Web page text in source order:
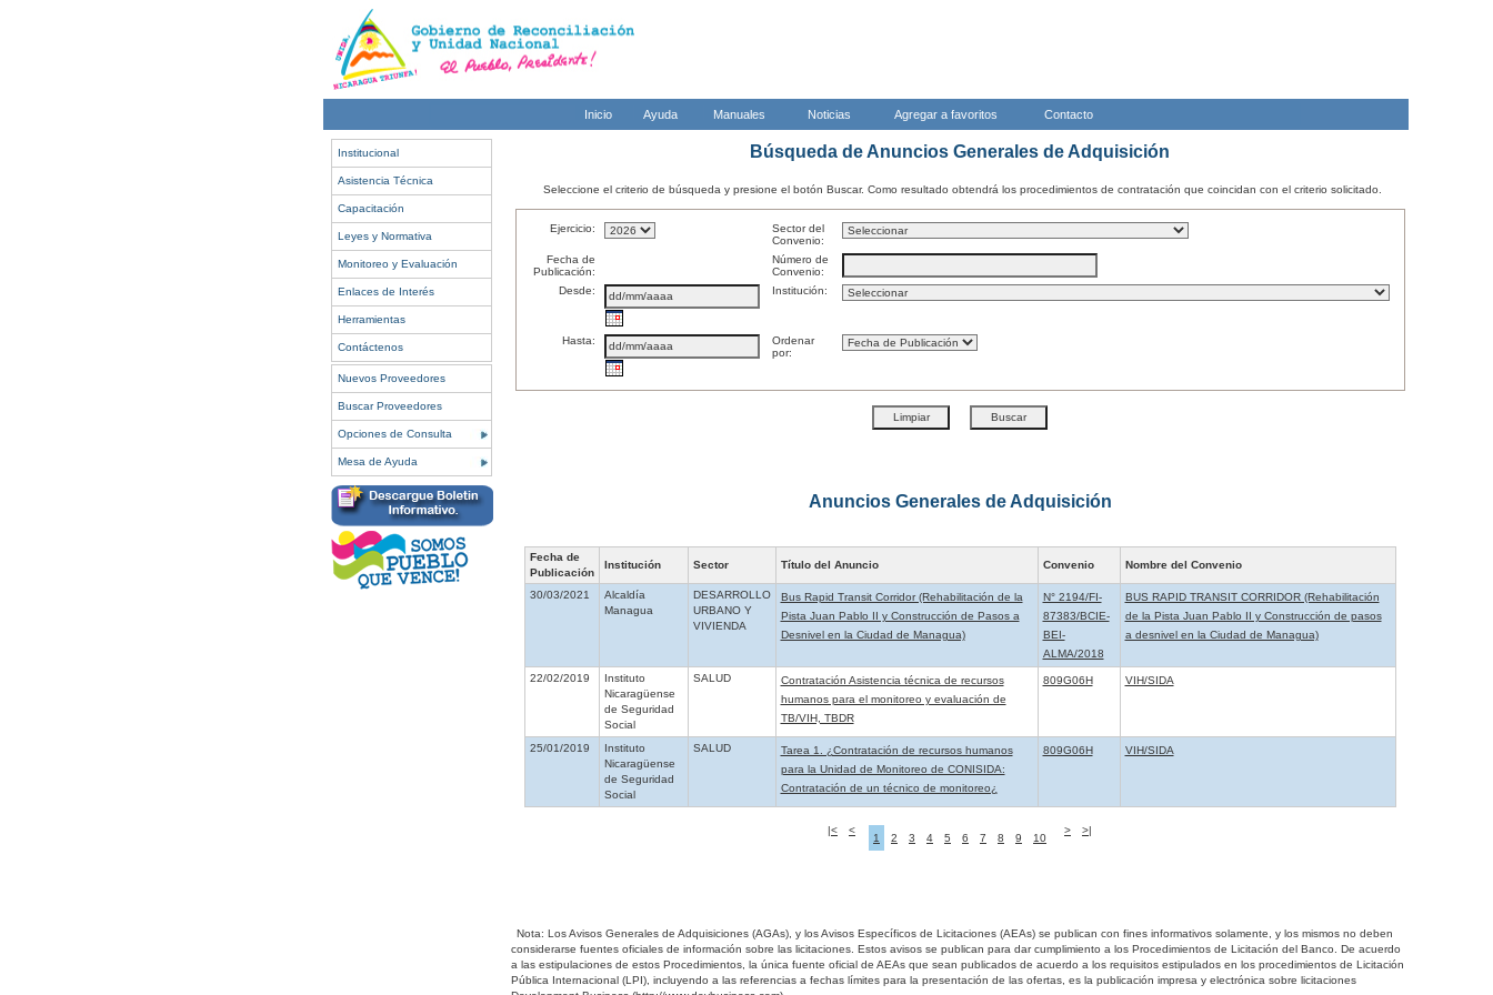
Inicio Ayuda Manuales Noticias Agregar a favoritos Contacto
Institucional
Asistencia Técnica
Capacitación
Leyes y Normativa
Monitoreo y Evaluación
Enlaces de Interés
Herramientas
Contáctenos
Nuevos Proveedores
Buscar Proveedores
Opciones de Consulta
Mesa de Ayuda
Búsqueda de Anuncios Generales de Adquisición
Seleccione el criterio de búsqueda y presione el botón Buscar. Como resultado obtendrá los procedimientos de contratación que coincidan con el criterio solicitado.
Ejercicio:
Sector del
Convenio:
Fecha de
Publicación:
Número de
Convenio:
Desde:
Institución:
Hasta:
Ordenar
por:
Anuncios Generales de Adquisición
Fecha de
Publicación
Institución Sector Título del Anuncio Convenio Nombre del Convenio
30/03/2021
Alcaldía
Managua
DESARROLLO
URBANO Y
VIVIENDA
Bus Rapid Transit Corridor (Rehabilitación de la
Pista Juan Pablo II y Construcción de Pasos a
Desnivel en la Ciudad de Managua)
N° 2194/FI-
87383/BCIE-
BEI-
ALMA/2018
BUS RAPID TRANSIT CORRIDOR (Rehabilitación
de la Pista Juan Pablo II y Construcción de pasos
a desnivel en la Ciudad de Managua)
22/02/2019
Instituto
Nicaragüense
de Seguridad
Social
SALUD
Contratación Asistencia técnica de recursos
humanos para el monitoreo y evaluación de
TB/VIH, TBDR
809G06H VIH/SIDA
25/01/2019
Instituto
Nicaragüense
de Seguridad
Social
SALUD
Tarea 1. ¿Contratación de recursos humanos
para la Unidad de Monitoreo de CONISIDA:
Contratación de un técnico de monitoreo¿
809G06H VIH/SIDA
|< <
1 2 3 4 5 6 7 8 9 10
> >|
Nota: Los Avisos Generales de Adquisiciones (AGAs), y los Avisos Específicos de Licitaciones (AEAs) se publican con fines informativos solamente, y los mismos no deben
considerarse fuentes oficiales de información sobre las licitaciones. Estos avisos se publican para dar cumplimiento a los Procedimientos de Licitación del Banco. De acuerdo
a las estipulaciones de estos Procedimientos, la única fuente oficial de AEAs que sean publicados de acuerdo a los requisitos estipulados en los procedimientos de Licitación
Pública Internacional (LPI), incluyendo a las referencias a fechas límites para la presentación de las ofertas, es la publicación impresa y electrónica sobre licitaciones